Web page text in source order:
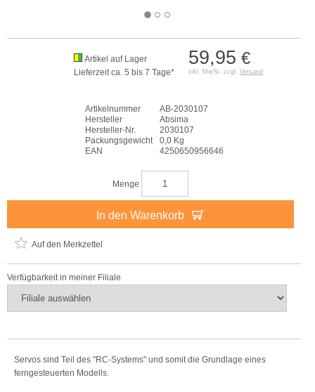
59,95 €
inkl. MwSt. zzgl. Versand
Artikel auf Lager
Lieferzeit ca. 5 bis 7 Tage*
Artikelnummer
AB-2030107
Hersteller
Absima
Hersteller-Nr.
2030107
Packungsgewicht
0,0 Kg
EAN
4250650956646
Menge
In den Warenkorb
Auf den Merkzettel
Verfügbarkeit in meiner Filiale
Servos sind Teil des "RC-Systems" und somit die Grundlage eines
ferngesteuerten Modells.